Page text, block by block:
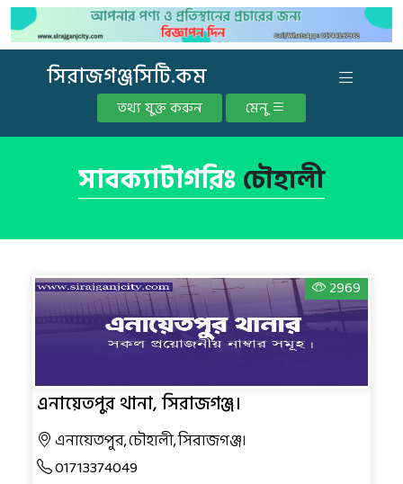
সিরাজগঞ্জসিটি.কম
তথ্য যুক্ত করুন মেনু
সাবক্যাটাগরিঃ চৌহালী
2969
এনায়েতপুর থানা, সিরাজগঞ্জ।
এনায়েতপুর, চৌহালী, সিরাজগঞ্জ।
01713374049